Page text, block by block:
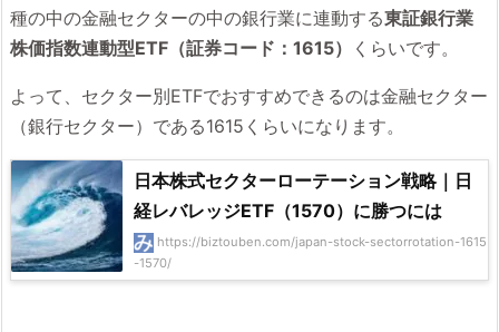
種の中の金融セクターの中の銀行業に連動する東証銀行業
株価指数連動型ETF（証券コード：1615）
くらいです。
よって、セクター別ETFでおすすめできるのは金融セクター
（銀行セクター）である1615くらいになります。
日本株式セクターローテーション戦略｜日
経レバレッジETF（1570）に勝つには
https://biztouben.com/japan-stock-sectorrotation-1615
-1570/